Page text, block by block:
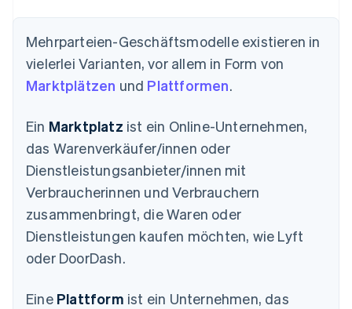
Mehrparteien-Geschäftsmodelle existieren in
vielerlei Varianten, vor allem in Form von
Marktplätzen und Plattformen.
Ein Marktplatz ist ein Online-Unternehmen,
das Warenverkäufer/innen oder
Dienstleistungsanbieter/innen mit
Verbraucherinnen und Verbrauchern
zusammenbringt, die Waren oder
Dienstleistungen kaufen möchten, wie Lyft
oder DoorDash.
Eine Plattform ist ein Unternehmen, das